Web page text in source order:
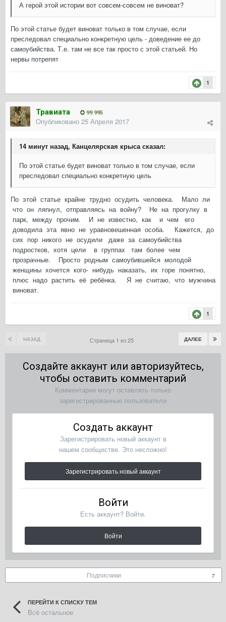
А герой этой истории вот совсем-совсем не виноват?
По этой статье будет виноват только в том случае, если
преследовал специально конкретную цель - доведение ее до
самоубийства. Т.е. там не все так просто с этой статьей. Но
нервы потрепят
1
Травиата 99 995
Опубликовано 25 Апреля 2017
14 минут назад, Канцелярская крыса сказал:
По этой статье будет виноват только в том случае, если
преследовал специально конкретную цель
По этой статье крайне трудно осудить человека. Мало ли
что он ляпнул, отправляясь на войну? Не на прогулку в
парк, между прочим. И не известно, как и чем его
доводила эта явно не уравновешенная особа. Кажется, до
сих пор никого не осудили даже за самоубийства
подростков, хотя цели в группах там более чем
прозрачные. Просто родным самоубившейся молодой
женщины хочется кого- нибудь наказать, их горе понятно,
плюс надо растить её ребёнка. Я не считаю, что мужчина
виноват.
1
НАЗАД ДАЛЕЕ
Страница 1 из 25
Создайте аккаунт или авторизуйтесь,
чтобы оставить комментарий
Комментарии могут оставлять только
зарегистрированные пользователи
Создать аккаунт
Зарегистрировать новый аккаунт в
нашем сообществе. Это несложно!
Зарегистрировать новый аккаунт
Войти
Есть аккаунт? Войти.
Войти
Подписчики 7
ПЕРЕЙТИ К СПИСКУ ТЕМ
Всё остальное